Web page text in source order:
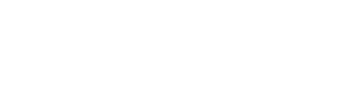
den Raum
In ausladenden
Serien
die Gestaltung
kann eine